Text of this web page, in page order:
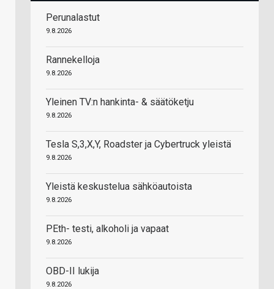
Perunalastut
9.8.2026
Rannekelloja
9.8.2026
Yleinen TV:n hankinta- & säätöketju
9.8.2026
Tesla S,3,X,Y, Roadster ja Cybertruck yleistä
9.8.2026
Yleistä keskustelua sähköautoista
9.8.2026
PEth- testi, alkoholi ja vapaat
9.8.2026
OBD-II lukija
9.8.2026